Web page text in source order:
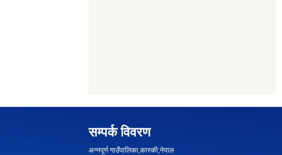
सम्पर्क विवरण
अन्नपूर्ण गाउँपालिका,कास्की,नेपाल